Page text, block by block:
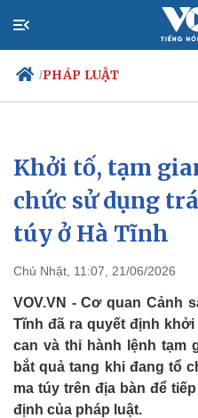
/PHÁP LUẬT
Chính trị
Đảng
Tổ chức nhân sự
Quốc hội
Nhận diện sự thật
Khởi tố, tạm
chức sử dụng
túy ở Hà Tĩnh
Chủ Nhật, 11:07, 21/06/2026
VOV.VN - Cơ quan Cảnh
Tĩnh đã ra quyết định
can và thi hành lệnh tạm
bắt quả tang khi đang tổ
ma túy trên địa bàn để
định của pháp luật.